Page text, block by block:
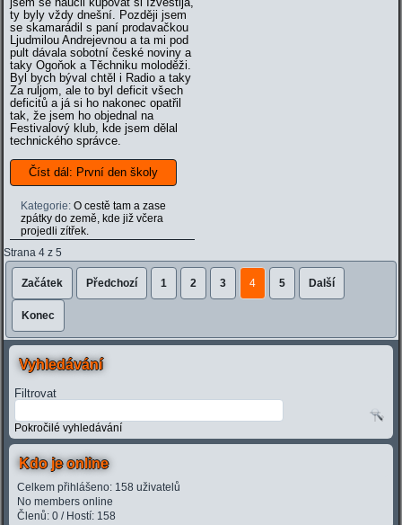
ty byly vždy dnešní. Později jsem
se skamarádil s paní prodavačkou
Ljudmilou Andrejevnou a ta mi pod
pult dávala sobotní české noviny a
taky Ogoňok a Těchniku moloděži.
Byl bych býval chtěl i Radio a taky
Za ruljom, ale to byl deficit všech
deficitů a já si ho nakonec opatřil
tak, že jsem ho objednal na
Festivalový klub, kde jsem dělal
technického správce.
Číst dál: První den školy
Kategorie:O cestě tam a zase
zpátky do země, kde již včera
projedli zítřek.
Strana 4 z 5
Začátek Předchozí 1 2 3 4 5 Další
Konec
Vyhledávání
Filtrovat
Pokročilé vyhledávání
Kdo je online
Celkem přihlášeno: 158 uživatelů
No members online
Členů: 0 / Hostí: 158